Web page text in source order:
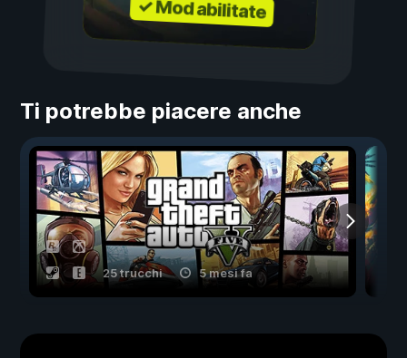
✓ Mod abilitate
Ti potrebbe piacere anche
25 trucchi 5 mesi fa